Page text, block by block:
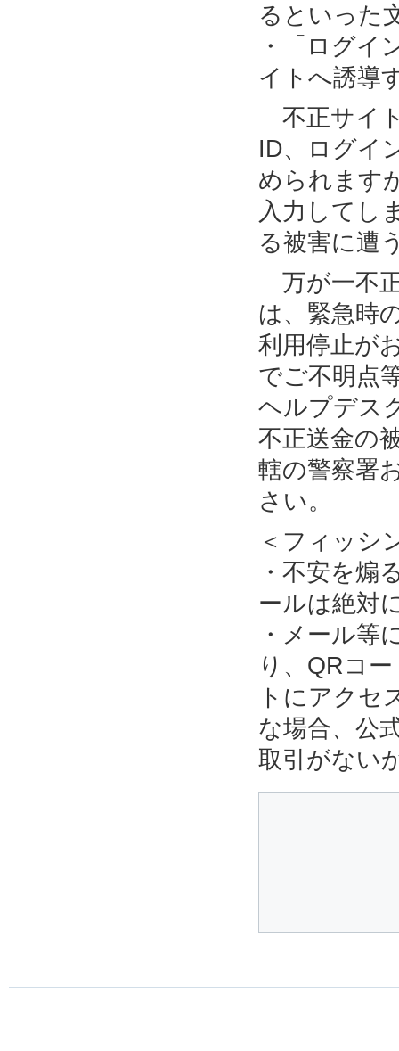
るといった
・「ログイ
イトへ誘導
不正サイ
ID、ログイ
められます
入力してし
る被害に遭
万が一不
は、緊急時
利用停止が
でご不明点
ヘルプデス
不正送金の
轄の警察署
さい。
＜フィッシ
・不安を煽
ールは絶対
・メール等
り、QRコ
トにアクセ
な場合、公
取引がない